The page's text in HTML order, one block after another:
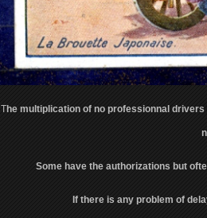
The multiplication of no professionnal
Some have the authorizations but
If there is any problem of